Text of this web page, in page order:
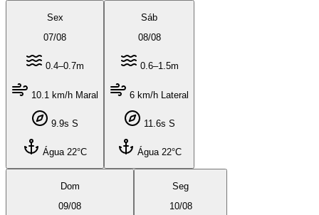
Sex
07/08
0.4–0.7m
10.1 km/h Maral
9.9s S
Água 22°C
Sáb
08/08
0.6–1.5m
6 km/h Lateral
11.6s S
Água 22°C
Dom
09/08
Seg
10/08